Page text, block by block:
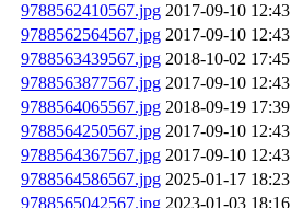
9788562410567.jpg 2017-09-10 12:43
9788562564567.jpg 2017-09-10 12:43
9788563439567.jpg 2018-10-02 17:45
9788563877567.jpg 2017-09-10 12:43
9788564065567.jpg 2018-09-19 17:39
9788564250567.jpg 2017-09-10 12:43
9788564367567.jpg 2017-09-10 12:43
9788564586567.jpg 2025-01-17 18:23
9788565042567.jpg 2023-01-03 18:16